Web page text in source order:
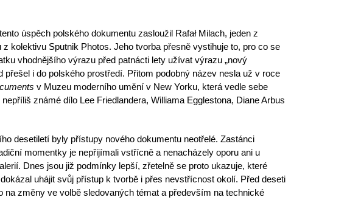
úspěch polského dokumentu zasloužil Rafał Milach, jeden z
z kolektivu Sputnik Photos. Jeho tvorba přesně vystihuje to, pro co se
vhodnějšího výrazu před patnácti lety užívat výrazu „nový
přešel i do polského prostředí. Přitom podobný název nesla už v roce
v Muzeu moderního umění v New Yorku, která vedle sebe
známé dílo Lee Friedlandera, Williama Egglestona, Diane Arbus
desetiletí byly přístupy nového dokumentu neotřelé. Zastánci
momentky je nepřijímali vstřícně a nenacházely oporu ani u
Dnes jsou již podmínky lepší, zřetelně se proto ukazuje, které
uhájit svůj přístup k tvorbě i přes nevstřícnost okolí. Před deseti
na změny ve volbě sledovaných témat a především na technické